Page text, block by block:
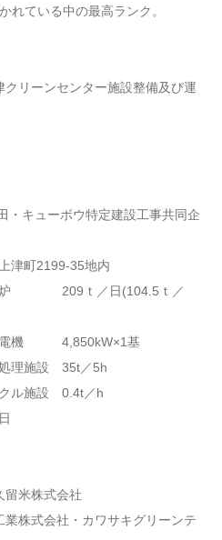
れている中の最高ランク。
リーンセンター施設整備及び運
キューボウ特定建設工事共同企
津町2199-35地内
炉 209ｔ／日(104.5ｔ／
4,850kW×1基
設 35t／5h
設 0.4t／h
米株式会社
会社・カワサキグリーンテ